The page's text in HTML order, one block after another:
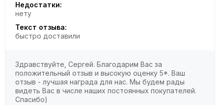
Недостатки:
нету
Текст отзыва:
быстро доставили
Здравствуйте, Сергей. Благодарим Вас за
положительный отзыв и высокую оценку 5*. Ваш
отзыв - лучшая награда для нас. Мы будем рады
видеть Вас в числе наших постоянных покупателей.
Спасибо)